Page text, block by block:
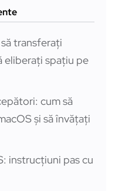
transferați
eliberați spațiu pe
cum să
și să învățați
instrucțiuni pas cu